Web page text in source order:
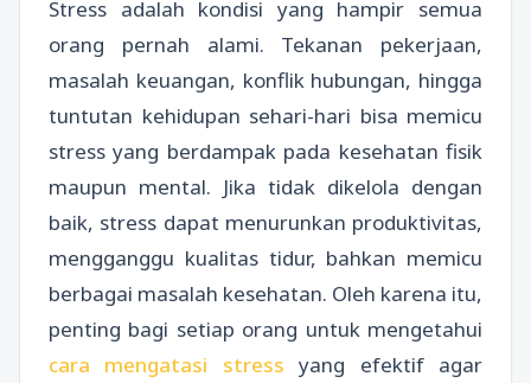
Stress adalah kondisi yang hampir semua
orang pernah alami. Tekanan pekerjaan,
masalah keuangan, konflik hubungan, hingga
tuntutan kehidupan sehari-hari bisa memicu
stress yang berdampak pada kesehatan fisik
maupun mental. Jika tidak dikelola dengan
baik, stress dapat menurunkan produktivitas,
mengganggu kualitas tidur, bahkan memicu
berbagai masalah kesehatan. Oleh karena itu,
penting bagi setiap orang untuk mengetahui
cara mengatasi stress yang efektif agar